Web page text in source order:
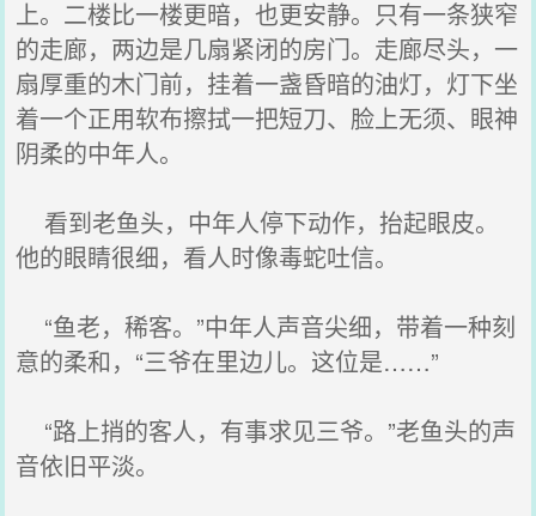
上。二楼比一楼更暗，也更安静。只有一条狭窄
的走廊，两边是几扇紧闭的房门。走廊尽头，一
扇厚重的木门前，挂着一盏昏暗的油灯，灯下坐
着一个正用软布擦拭一把短刀、脸上无须、眼神
阴柔的中年人。
看到老鱼头，中年人停下动作，抬起眼皮。
他的眼睛很细，看人时像毒蛇吐信。
“鱼老，稀客。”中年人声音尖细，带着一种刻
意的柔和，“三爷在里边儿。这位是……”
“路上捎的客人，有事求见三爷。”老鱼头的声
音依旧平淡。